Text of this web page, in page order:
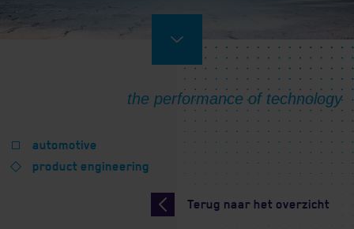
automotive
product engineering
Terug naar het overzicht